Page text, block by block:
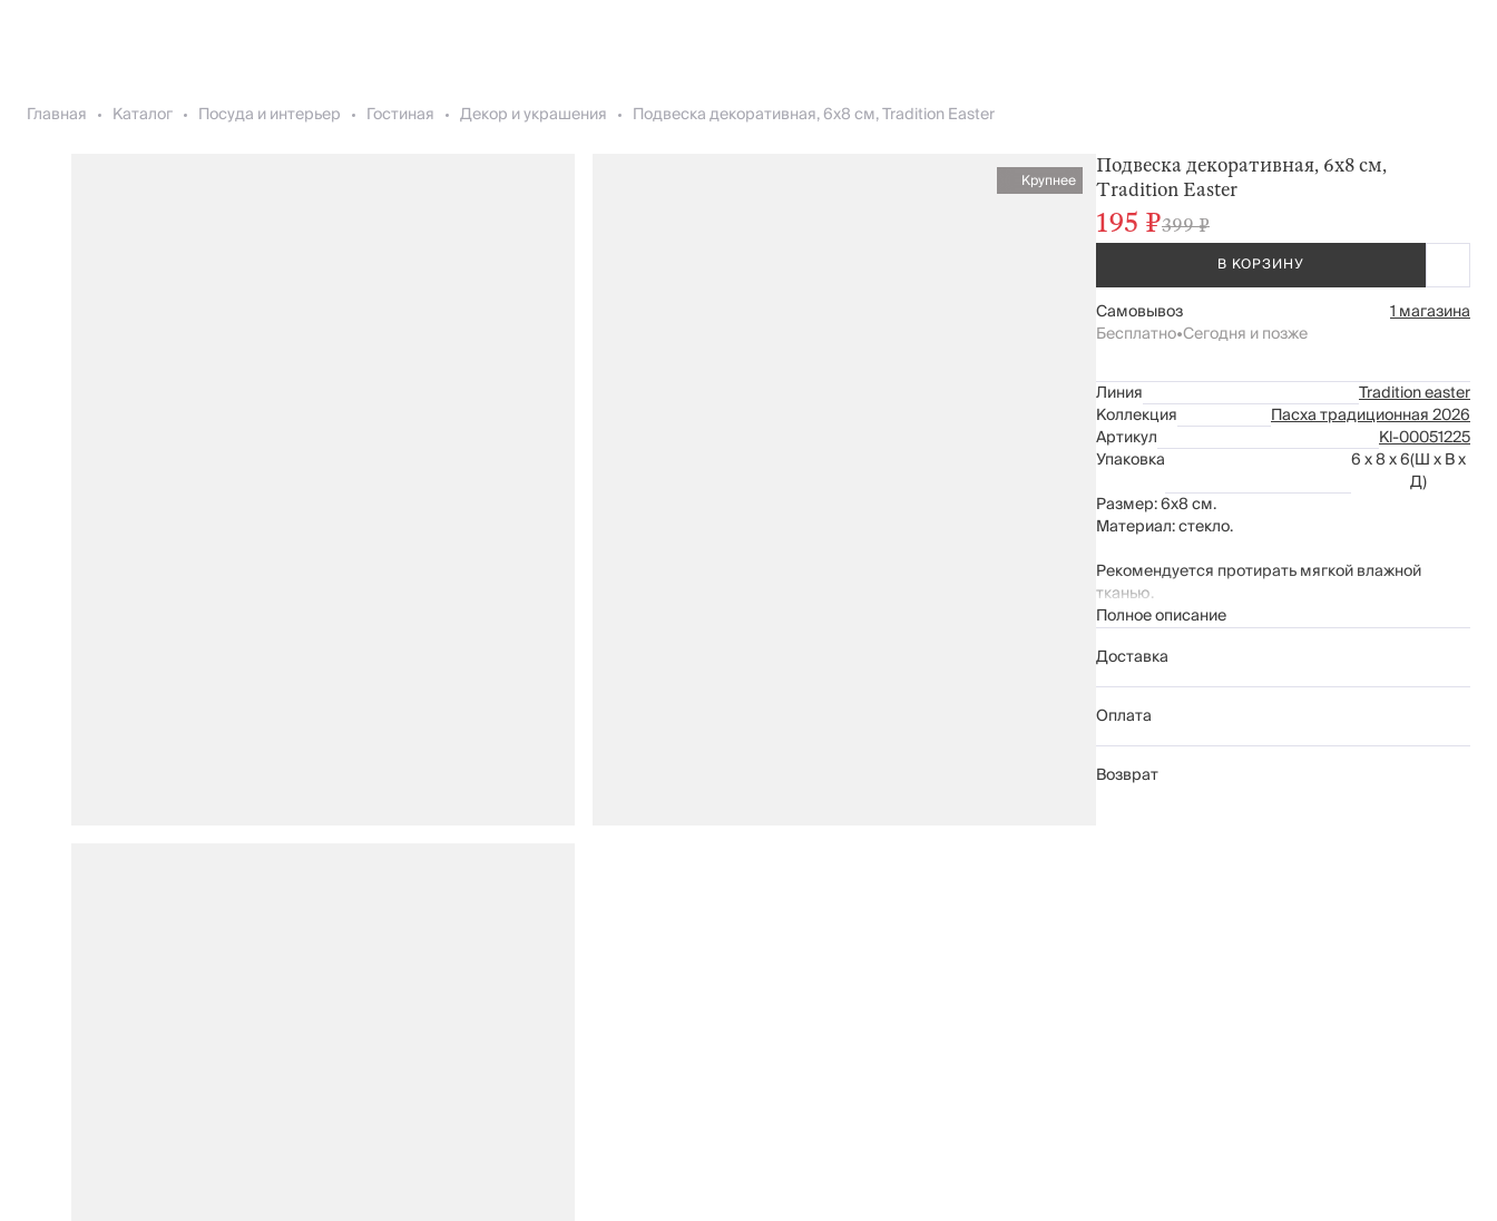
Главная Каталог Посуда и интерьер Гостиная Декор и украшения Подвеска декоративная, 6x8 см, Tradition Easter
Крупнее
Подвеска декоративная, 6x8 см,
Tradition Easter
195 ₽399 ₽
В КОРЗИНУ
Самовывоз
1 магазина
Бесплатно•Сегодня и позже
Линия
Tradition easter
Коллекция
Пасха традиционная 2026
Артикул
Kl-00051225
Упаковка
6 x 8 x 6(Ш x В x
Д)
Размер: 6х8 см.
Материал: стекло.
Рекомендуется протирать мягкой влажной
тканью.
Беречь от механических повреждений.
Полное описание
Доставка
Оплата
Возврат